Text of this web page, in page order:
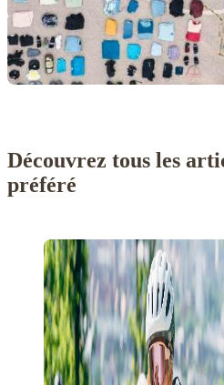
Découvrez tous les
préféré